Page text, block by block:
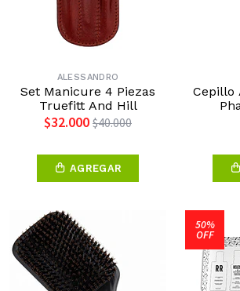
ALESSANDRO
Set Manicure 4 Piezas
Truefitt And Hill
$32.000 $40.000
AGREGAR
Cepillo Airhedz Narrow
50%
OFF